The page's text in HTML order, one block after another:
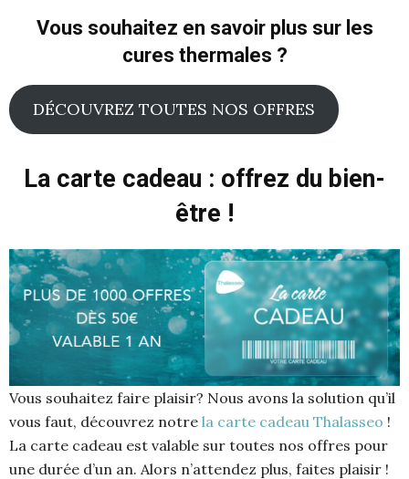
Vous souhaitez en savoir plus sur les
cures thermales ?
DÉCOUVREZ TOUTES NOS OFFRES
La carte cadeau : offrez du bien-
être !
Vous souhaitez faire plaisir? Nous avons la solution qu’il
vous faut, découvrez notre la carte cadeau Thalasseo !
La carte cadeau est valable sur toutes nos offres pour
une durée d’un an. Alors n’attendez plus, faites plaisir !